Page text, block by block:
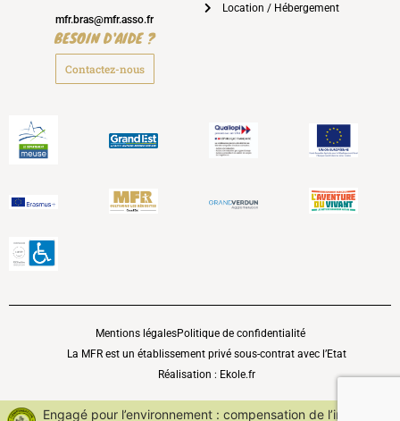
mfr.bras@mfr.asso.fr
BESOIN D'AIDE ?
Contactez-nous
Location / Hébergement
Mentions légalesPolitique de confidentialité
La MFR est un établissement privé sous-contrat avec l’Etat
Réalisation : Ekole.fr
Engagé pour l’environnement : compensation de l’impact